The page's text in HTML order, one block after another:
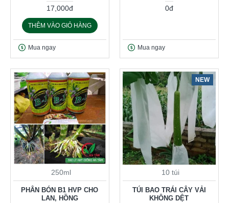
17,000đ
THÊM VÀO GIỎ HÀNG
Mua ngay
0đ
Mua ngay
250ml
PHÂN BÓN B1 HVP CHO
LAN, HỒNG
NEW
10 túi
TÚI BAO TRÁI CÂY VẢI
KHÔNG DỆT